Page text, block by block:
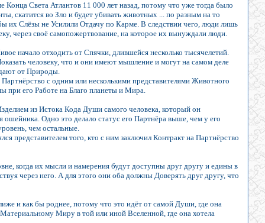
Света Атлантов 11 000 лет назад, потому что уже тогда было
скатится во Зло и будет убивать животных ... по разным на то
их Слёзы не Усилили Отдачу по Карме. В следствии чего, люди лишь
через своё самопожертвование, на которое их вынуждали люди.
начало отходить от Спячки, длившейся несколько тысячелетий.
человеку, что и они имеют мышление и могут на самом деле
от Природы.
с одним или несколькими представителями Животного
при его Работе на Благо планеты и Мира.
из Истока Кода Души самого человека, который он
Одно это делало статус его Партнёра выше, чем у его
чем остальные.
представителем того, кто с ним заключил Контракт на Партнёрство
когда их мысли и намерения будут доступны друг другу и едины в
через него. А для этого они оба должны Доверять друг другу, что
и как бы роднее, потому что это идёт от самой Души, где она
Миру в той или иной Вселенной, где она хотела